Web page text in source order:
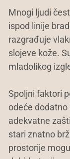
Mnogi ljudi
ispod linije
razgrađuje
slojeve kože.
mladolikog
Spoljni faktori
odeće dodatno
adekvatne
stari znatno
prostorije